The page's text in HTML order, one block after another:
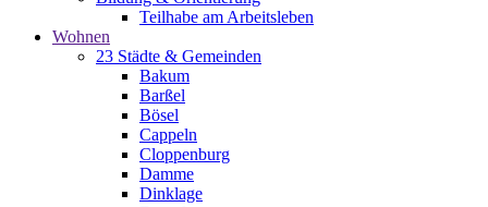
Teilhabe am Arbeitsleben
Wohnen
23 Städte & Gemeinden
Bakum
Barßel
Bösel
Cappeln
Cloppenburg
Damme
Dinklage